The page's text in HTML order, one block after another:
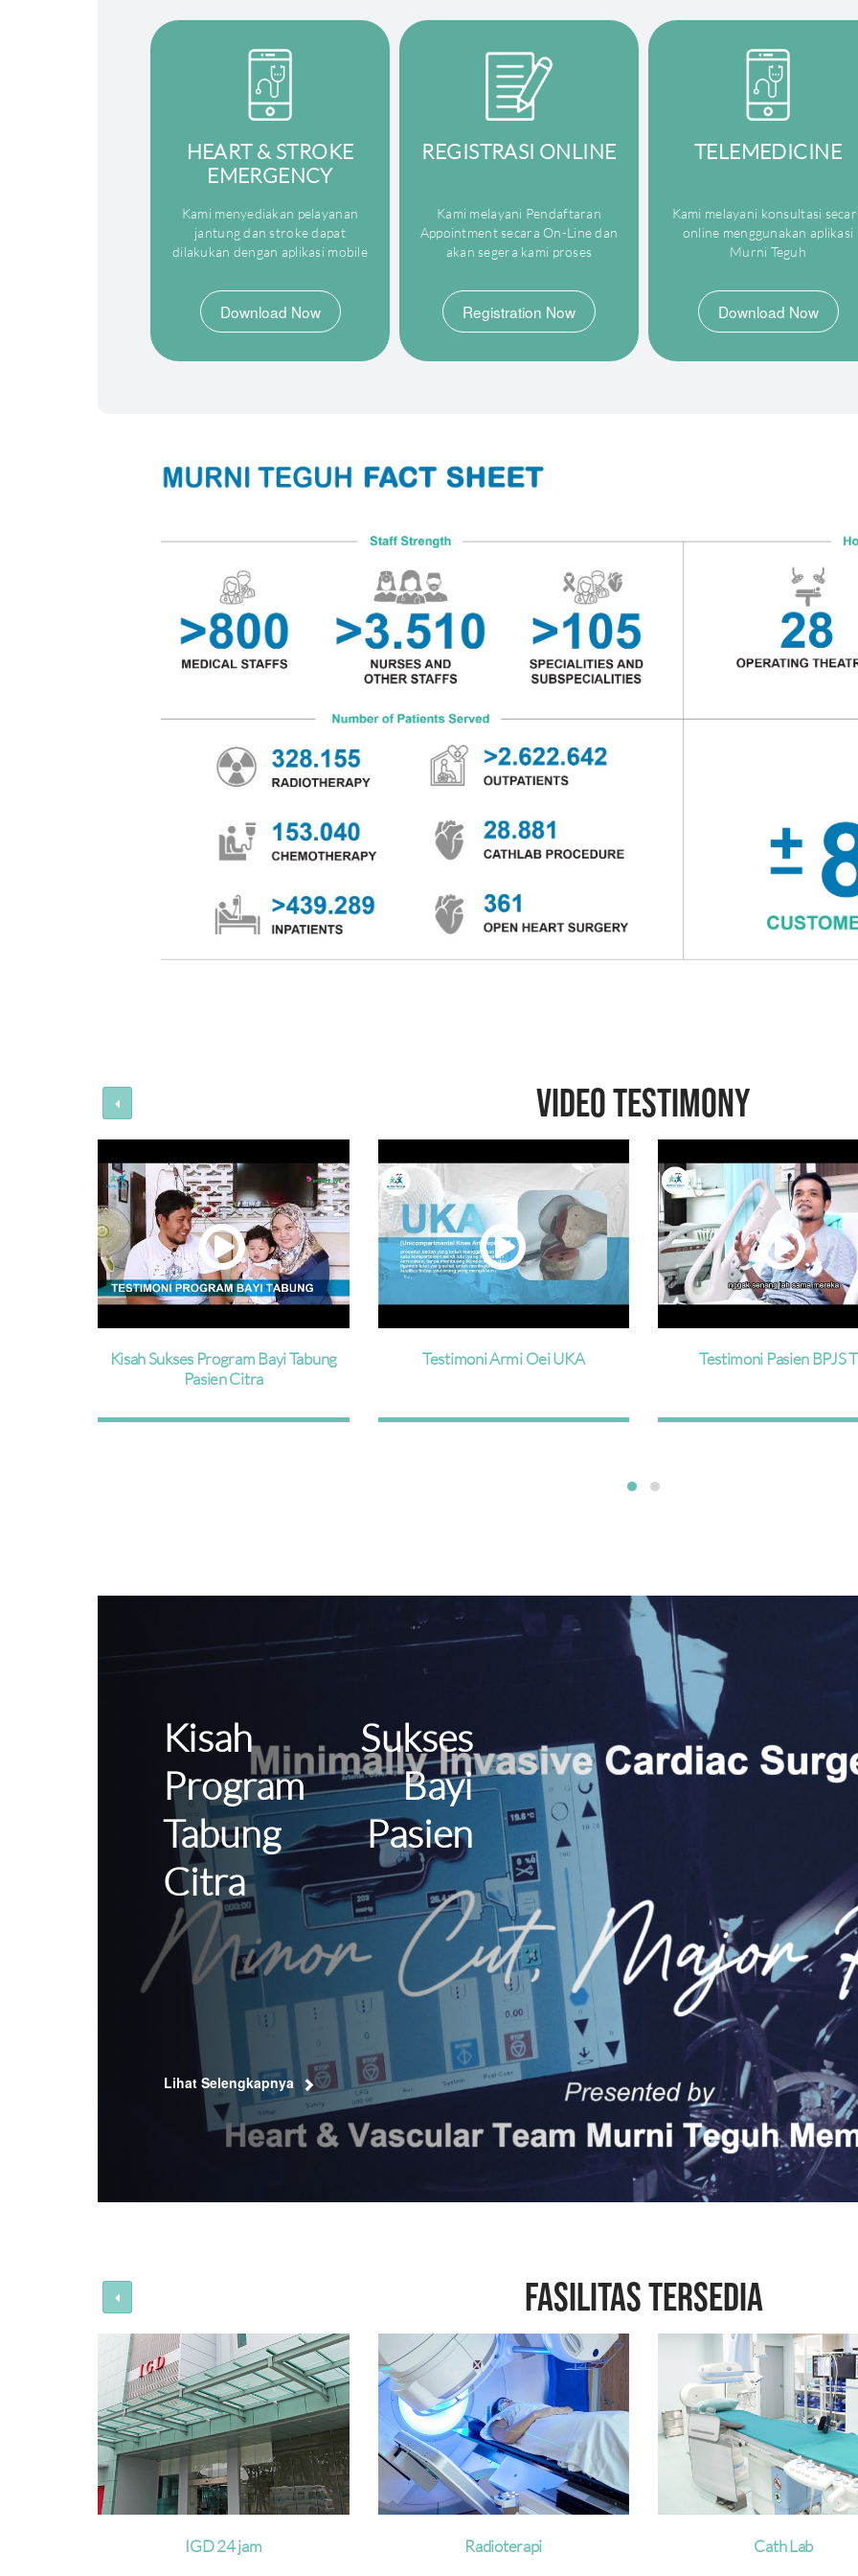
HEART & STROKE
EMERGENCY
Kami menyediakan pelayanan
jantung dan stroke dapat
dilakukan dengan aplikasi mobile
Download Now
REGISTRASI ONLINE
Kami melayani Pendaftaran
Appointment secara On-Line dan
akan segera kami proses
Registration Now
TELEMEDICINE
Kami melayani konsultasi
online menggunakan aplikasi
Murni Teguh
Download Now
VIDEO TESTIMONY
Testimoni Armi Oei UKA Testimoni Pasien BPJS TK
Testimoni Kanker Anak
Kisah Sukses
Program Bayi
Tabung Pasien
Citra
Lihat Selengkapnya
FASILITAS TERSEDIA
Radioterapi Cath Lab Heart Center